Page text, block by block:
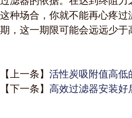
这种场合，你就不能再心疼
期，这一期限可能会远远少
【上一条】 活性炭吸附值高低
【下一条】 高效过滤器安装好